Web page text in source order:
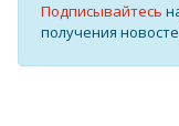
Подписывайтесь
получения